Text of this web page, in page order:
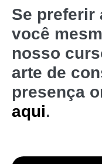
Se preferir
você
nosso
arte de
presença
aqui.